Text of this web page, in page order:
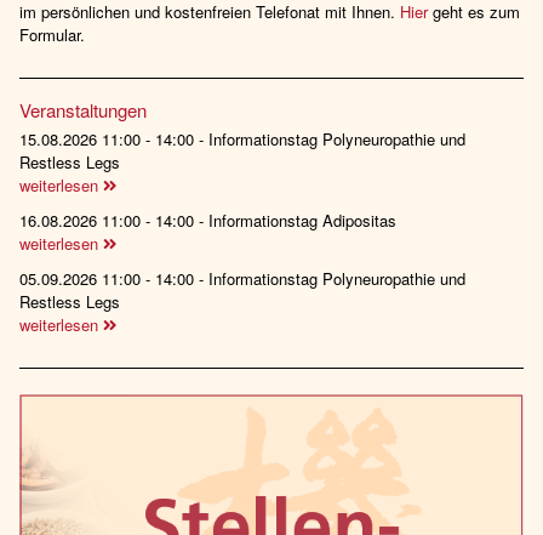
im persönlichen und kostenfreien Telefonat mit Ihnen. Hiergeht es zum
Formular.
Veranstaltungen
15.08.2026 11:00 - 14:00 - Informationstag Polyneuropathie und
Restless Legs
weiterlesen
16.08.2026 11:00 - 14:00 - Informationstag Adipositas
weiterlesen
05.09.2026 11:00 - 14:00 - Informationstag Polyneuropathie und
Restless Legs
weiterlesen